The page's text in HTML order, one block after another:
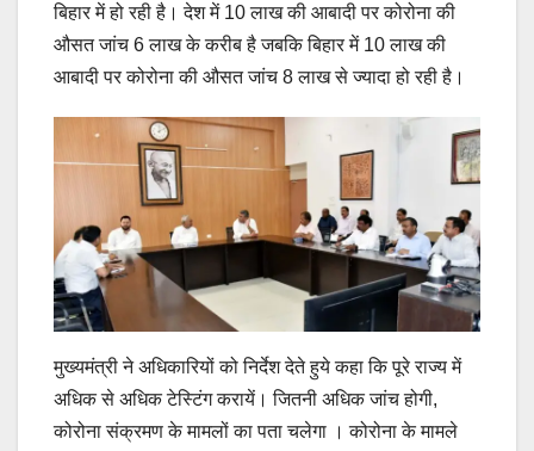
बिहार में हो रही है। देश में 10 लाख की आबादी पर कोरोना की
औसत जांच 6 लाख के करीब है जबकि बिहार में 10 लाख की
आबादी पर कोरोना की औसत जांच 8 लाख से ज्यादा हो रही है।
मुख्यमंत्री ने अधिकारियों को निर्देश देते हुये कहा कि पूरे राज्य में
अधिक से अधिक टेस्टिंग करायें। जितनी अधिक जांच होगी,
कोरोना संक्रमण के मामलों का पता चलेगा । कोरोना के मामले